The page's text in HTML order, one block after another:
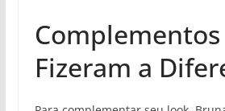
Fizeram a